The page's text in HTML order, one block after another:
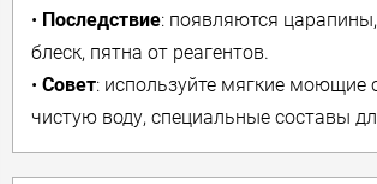
• Последствие: появляются царапины,
блеск, пятна от реагентов.
• Совет: используйте мягкие моющие
чистую воду, специальные составы